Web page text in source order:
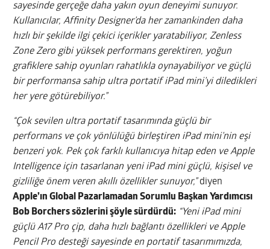
sayesinde gerçeğe daha yakın oyun deneyimi sunuyor.
Kullanıcılar, Affinity Designer’da her zamankinden daha
hızlı bir şekilde ilgi çekici içerikler yaratabiliyor, Zenless
Zone Zero gibi yüksek performans gerektiren, yoğun
grafiklere sahip oyunları rahatlıkla oynayabiliyor ve güçlü
bir performansa sahip ultra portatif iPad mini’yi diledikleri
her yere götürebiliyor.”
“Çok sevilen ultra portatif tasarımında güçlü bir
performans ve çok yönlülüğü birleştiren iPad mini’nin eşi
benzeri yok. Pek çok farklı kullanıcıya hitap eden ve Apple
Intelligence için tasarlanan yeni iPad mini güçlü, kişisel ve
gizliliğe önem veren akıllı özellikler sunuyor,”diyen
Apple’ın Global Pazarlamadan Sorumlu Başkan Yardımcısı
Bob Borchers sözlerini şöyle sürdürdü: “Yeni iPad mini
güçlü A17 Pro çip, daha hızlı bağlantı özellikleri ve Apple
Pencil Pro desteği sayesinde en portatif tasarımımızda,